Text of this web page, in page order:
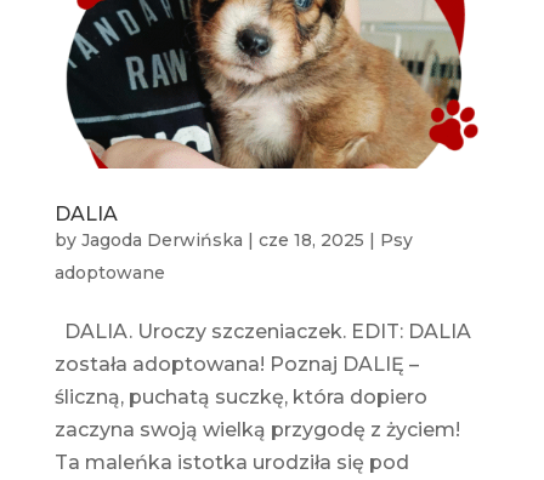
DALIA
by Jagoda Derwińska cze 18, 2025
Psy
adoptowane
DALIA. Uroczy szczeniaczek. EDIT: DALIA
została adoptowana! Poznaj DALIĘ –
śliczną, puchatą suczkę, która dopiero
zaczyna swoją wielką przygodę z życiem!
Ta maleńka istotka urodziła się pod